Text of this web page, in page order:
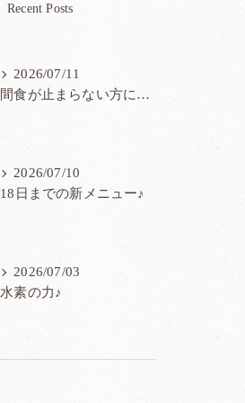
Recent Posts
2026/07/11
間食が止まらない方に！！
2026/07/10
18日までの新メニュー♪
2026/07/03
水素の力♪